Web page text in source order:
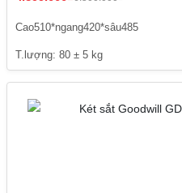
Cao510*ngang420*sâu485
T.lượng: 80 ± 5 kg